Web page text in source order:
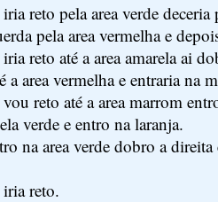
reto pela area verde deceria
pela area vermelha e
reto até a area amarela ai
a area vermelha e entraria na
reto até a area marrom
verde e entro na laranja.
na area verde dobro a
reto.